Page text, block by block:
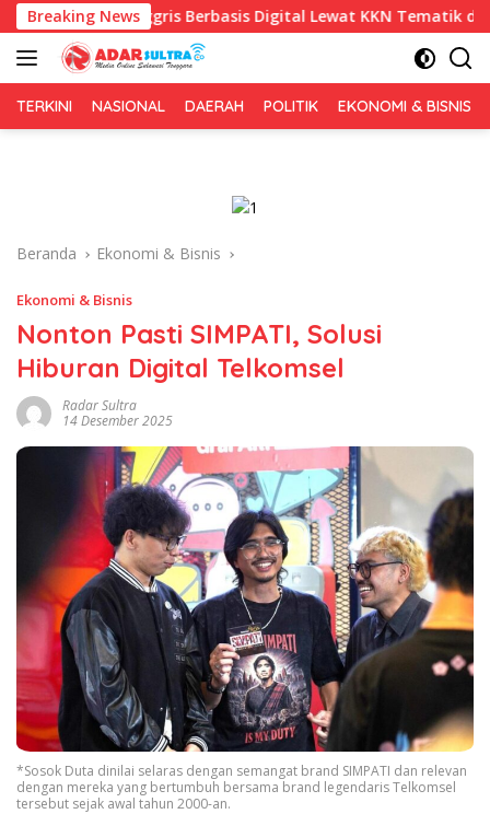
Langsung
ke
konten
Breaking News
Berbasis Digital Lewat KKN Tematik di Desa Alebo
TERKINI NASIONAL DAERAH POLITIK EKONOMI & BISNIS
Beranda Ekonomi & Bisnis
Ekonomi & Bisnis
Nonton Pasti SIMPATI, Solusi
Hiburan Digital Telkomsel
Radar Sultra
14 Desember 2025
*Sosok Duta dinilai selaras dengan semangat brand SIMPATI dan relevan
dengan mereka yang bertumbuh bersama brand legendaris Telkomsel
tersebut sejak awal tahun 2000-an.